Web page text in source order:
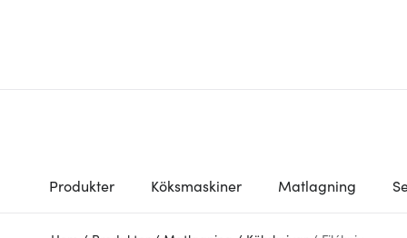
Produkter Köksmaskiner Matlagning